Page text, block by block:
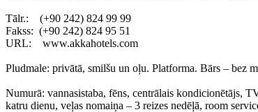
Тālr.: (+90 242) 824 99 99
Fakss: (+90 242) 824 95 51
URL: www.akkahotels.com
Pludmale: privātā, smilšu un oļu. Platforma. Bārs – bez
Numurā: vannasistaba, fēns, centrālais kondicionētājs,
katru dienu, veļas nomaiņa – 3 reizes nedēļā, room